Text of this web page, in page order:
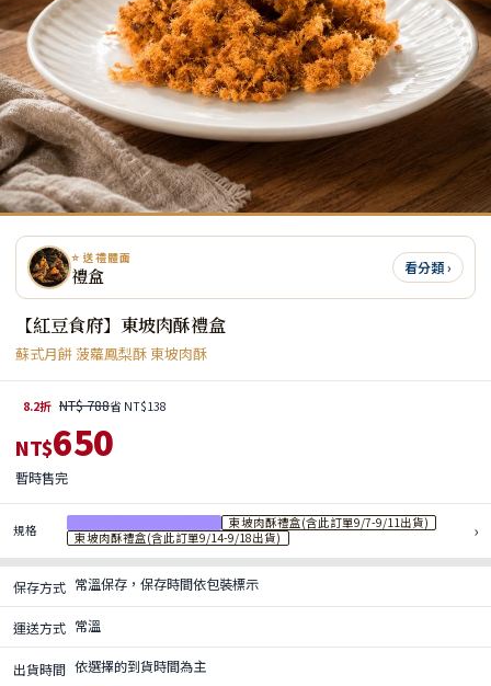
⭐ 送禮體面
禮盒 看分類 ›
【紅豆食府】東坡肉酥禮盒
蘇式月餅 菠蘿鳳梨酥 東坡肉酥
8.2折 NT$ 788省 NT$138
NT$650
暫時售完
規格
東坡肉酥禮盒(含此訂單9/7-9/11出貨)
東坡肉酥禮盒(含此訂單9/14-9/18出貨)
›
保存方式 常溫保存，保存時間依包裝標示
運送方式 常溫
出貨時間 依選擇的到貨時間為主